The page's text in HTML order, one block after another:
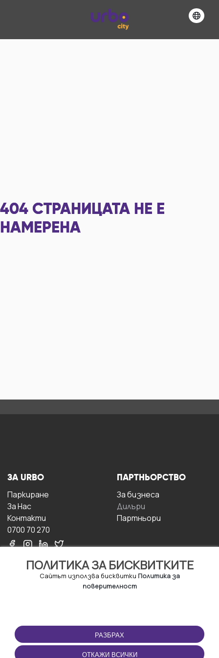
404 СТРАНИЦАТА НЕ Е
НАМЕРЕНА
ПОЛИТИКА ЗА БИСКВИТКИТЕ
Сайтът използва бисквитки Политика за
поверителност
РАЗБРАХ
ОТКАЖИ ВСИЧКИ
ЗА URBO
Паркиране
За Hас
Контакти
0700 70 270
ПАРТНЬОРСТВО
За бизнесa
Дилъри
Партньори
ПОЛЗВАНЕ
Правила и условия за
ползване
ПРИЛОЖЕНИЕТО